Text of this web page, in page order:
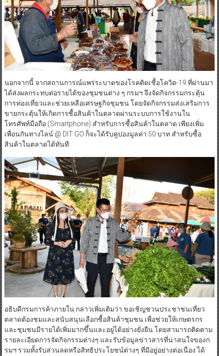
นอกจากนี้ จากสถานการณ์แพร่ระบาดของโรคติดเชื้อโควิด-19 ที่ผ่านมา
ได้ส่งผลกระทบต่อรายได้ของชุมชนต่าง ๆ กรมฯ จึงจัดกิจกรรมกระตุ้น
การท่องเที่ยวและช่วยเหลือเศรษฐกิจชุมชน โดยจัดกิจกรรมส่งเสริมการ
ขายกระตุ้นให้เกิดการซื้อสินค้าในตลาดผ่านระบบการใช้งานใน
โทรศัพท์มือถือ (Smartphone) สำหรับการซื้อสินค้าในตลาด เพียงเพิ่ม
เพื่อนกันทางไลน์ @ DIT GO ก็จะได้รับคูปองมูลค่า 50 บาท สำหรับซื้อ
สินค้าในตลาดได้ทันที
อธิบดีกรมการค้าภายใน กล่าวเพิ่มเติมว่า ขอเชิญชวนประชาชนเที่ยว
ตลาดต้องชมและสนับสนุนเลือกซื้อสินค้าชุมชน เพื่อช่วยให้เกษตรกร
และชุมชนมีรายได้เพิ่มมากขึ้นและอยู่ได้อย่างยั่งยืน โดยสามารถติดตาม
รายละเอียดการจัดกิจกรรมต่างๆ และรับข้อมูลข่าวสารที่น่าสนใจของก
รมฯ รวมทั้งรับส่วนลดหรือสิทธิประโยชน์ต่างๆ ที่มีอยู่อย่างต่อเนื่อง ได้